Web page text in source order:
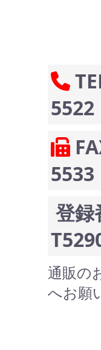
5522
5533
登録
通販の
へお願